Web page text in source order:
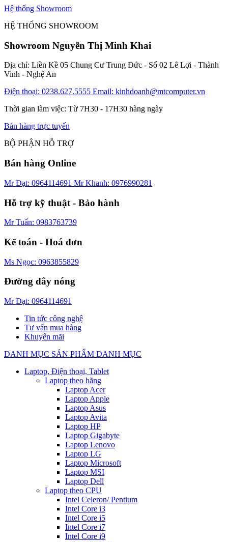
Hệ thống Showroom
HỆ THỐNG SHOWROOM
Showroom Nguyễn Thị Minh Khai
Địa chỉ: Liền Kề 05 Chung Cư Trung Đức - Số 02 Lê Lợi - Thành
Vinh - Nghệ An
Điện thoại: 0238.627.5555 Email: kinhdoanh@mtcomputer.vn
Thời gian làm việc: Từ 7H30 - 17H30 hàng ngày
Bán hàng trực tuyến
BỘ PHẬN HỖ TRỢ
Bán hàng Online
Mr Đạt: 0964114691 Mr Khanh: 0976990281
Hỗ trợ kỹ thuật - Bảo hành
Mr Tuấn: 0983763739
Kế toán - Hoá đơn
Ms Ngọc: 0963855829
Đường dây nóng
Mr Đạt: 0964114691
Tin tức công nghệ
Tư vấn mua hàng
Khuyến mãi
DANH MỤC SẢN PHẨM DANH MỤC
Laptop, Điện thoại, Tablet
Laptop theo hãng
Laptop Acer
Laptop Apple
Laptop Asus
Laptop Avita
Laptop HP
Laptop Gigabyte
Laptop Lenovo
Laptop LG
Laptop Microsoft
Laptop MSI
Laptop Dell
Laptop theo CPU
Intel Celeron/ Pentium
Intel Core i3
Intel Core i5
Intel Core i7
Intel Core i9